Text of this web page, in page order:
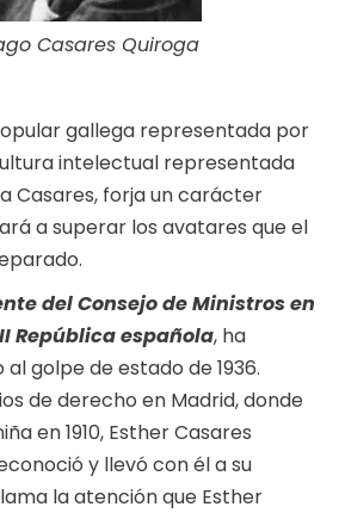
Casares Quiroga
gallega representada por
intelectual representada
Casares, forja un carácter
a superar los avatares que el
del Consejo de Ministros en
República española, ha
golpe de estado de 1936.
de derecho en Madrid, donde
en 1910, Esther Casares
y llevó con él a su
la atención que Esther